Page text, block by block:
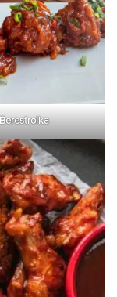
Berestroika